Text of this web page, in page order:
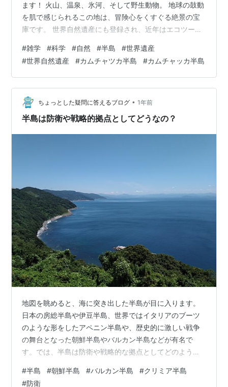
ます！ 火山、温泉、氷河、そして野生動物。 地球の鼓動
を肌で感じられるこの地は、冒険心をくすぐる絶景の宝
庫です。 世界自然遺産にも登録され、近年はエコツーリ
記事では、カムチャツカ半島の魅力と知られざる自然の
姿を分かりやすくご紹介します。 🌋 カムチャツカ半島と
は？ ロシア極東に位置するカムチャツカ半島は、ユーラ
シア大陸の最東端に広がり、「火と氷の大地」と称され
る世界有数の自然圧倒地帯です。 約270,000〜470,000
㎢に及ぶ広大な…
#雑学 #科学 #自然 #半島 #世界遺産
#世界自然遺産 #カムチャツカ半島 #カムチャッカ半島
ちょっとした疑問に答えるブログ • 1年前
半島は防衛や戦略的拠点としてどうなの？
地図を眺めると、海に突き出した半島が目に入ります。
日本の房総半島や伊豆半島、世界ではイタリアのブーツ
のような形をしたアペニン半島や、歴史的に激しい戦争
の舞台となった朝鮮半島やバルカン半島などが有名で
す。では、半島は防衛や戦略的な拠点としてどのような
三方を海に囲まれており、陸地と海をつなぐ要衝となり
#半島 #朝鮮半島 #バルカン半島 #クリミア半島
#防衛